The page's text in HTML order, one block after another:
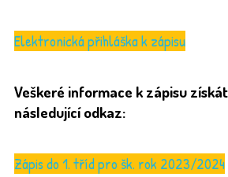
Elektronická přihláška k zápisu
Veškeré informace k zápisu
následující odkaz:
Zápis do 1. tříd pro šk. rok 2023/2024